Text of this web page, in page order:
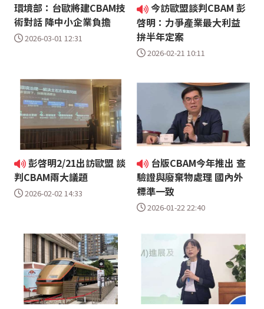
環境部：台歐將建CBAM技
術對話 降中小企業負擔
2026-03-01 12:31
今訪歐盟談判CBAM 彭
啓明：力爭產業最大利益
拚半年定案
2026-02-21 10:11
彭啓明2/21出訪歐盟 談
判CBAM兩大議題
2026-02-02 14:33
台版CBAM今年推出 查
驗證與廢棄物處理 國內外
標準一致
2026-01-22 22:40